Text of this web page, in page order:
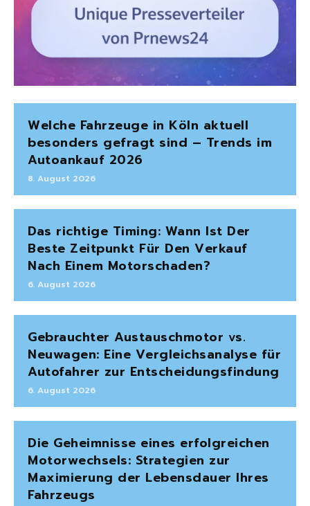
Welche Fahrzeuge in Köln aktuell
besonders gefragt sind – Trends im
Autoankauf 2026
8. August 2026
Das richtige Timing: Wann Ist Der
Beste Zeitpunkt Für Den Verkauf
Nach Einem Motorschaden?
6. August 2026
Gebrauchter Austauschmotor vs.
Neuwagen: Eine Vergleichsanalyse für
Autofahrer zur Entscheidungsfindung
6. August 2026
Die Geheimnisse eines erfolgreichen
Motorwechsels: Strategien zur
Maximierung der Lebensdauer Ihres
Fahrzeugs